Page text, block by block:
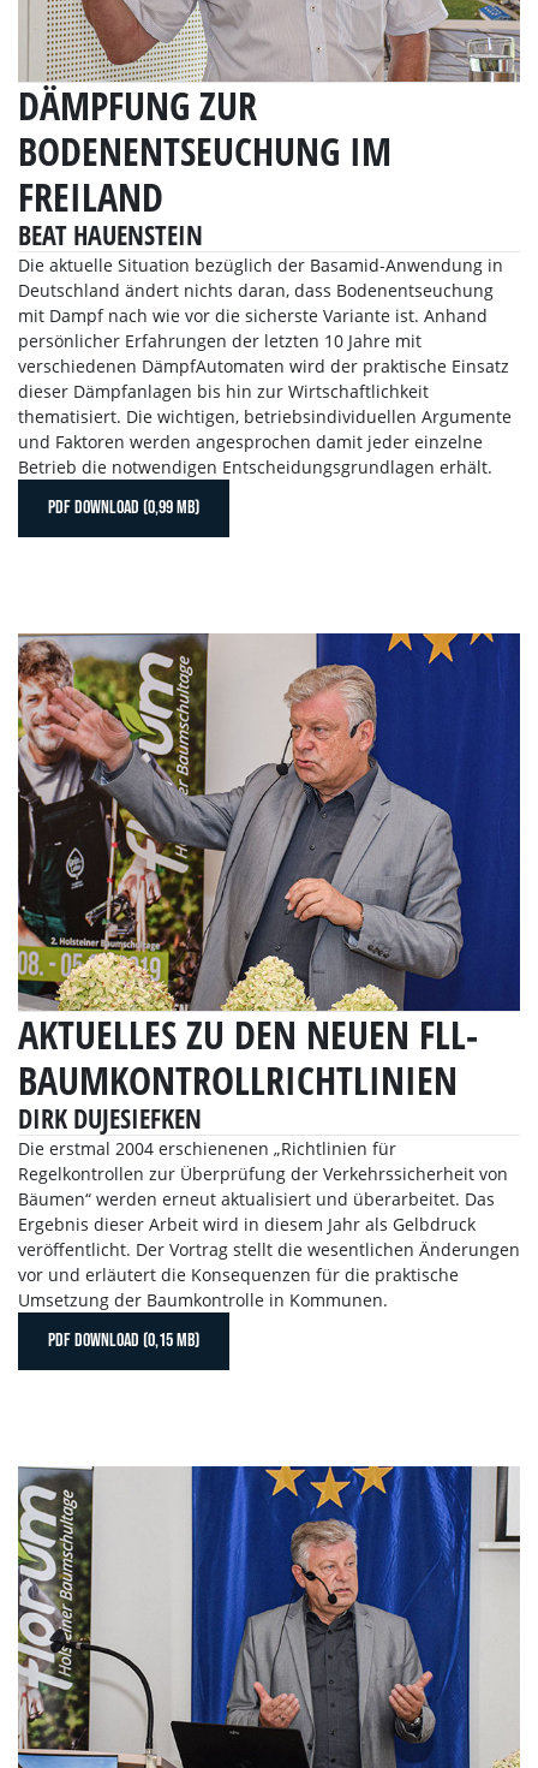
DÄMPFUNG ZUR
BODENENTSEUCHUNG IM
FREILAND
BEAT HAUENSTEIN
Die aktuelle Situation bezüglich der Basamid-Anwendung in
Deutschland ändert nichts daran, dass Bodenentseuchung
mit Dampf nach wie vor die sicherste Variante ist. Anhand
persönlicher Erfahrungen der letzten 10 Jahre mit
verschiedenen DämpfAutomaten wird der praktische Einsatz
dieser Dämpfanlagen bis hin zur Wirtschaftlichkeit
thematisiert. Die wichtigen, betriebsindividuellen Argumente
und Faktoren werden angesprochen damit jeder einzelne
Betrieb die notwendigen Entscheidungsgrundlagen erhält.
PDF DOWNLOAD (0,99 MB)
AKTUELLES ZU DEN NEUEN FLL-
BAUMKONTROLLRICHTLINIEN
DIRK DUJESIEFKEN
Die erstmal 2004 erschienenen „Richtlinien für
Regelkontrollen zur Überprüfung der Verkehrssicherheit von
Bäumen“ werden erneut aktualisiert und überarbeitet. Das
Ergebnis dieser Arbeit wird in diesem Jahr als Gelbdruck
veröffentlicht. Der Vortrag stellt die wesentlichen Änderungen
vor und erläutert die Konsequenzen für die praktische
Umsetzung der Baumkontrolle in Kommunen.
PDF DOWNLOAD (0,15 MB)